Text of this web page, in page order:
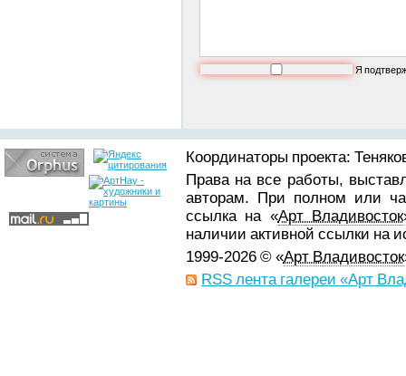
Я
Координаторы проекта:
Права на все работы,
авторам. При полном или
ссылка на «Арт Владивосток
наличии активной ссылки на
1999-2026 © «Арт Владивосток
RSS лента галереи «Арт